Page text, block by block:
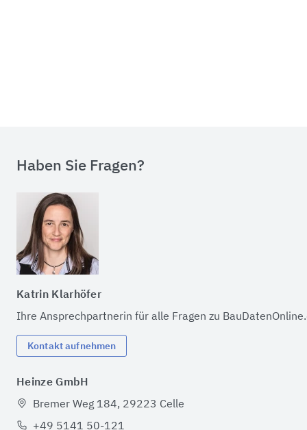
Haben Sie Fragen?
Katrin Klarhöfer
Ihre Ansprechpartnerin für alle Fragen zu
Kontakt aufnehmen
Heinze GmbH
Bremer Weg 184, 29223 Celle
+49 5141 50-121